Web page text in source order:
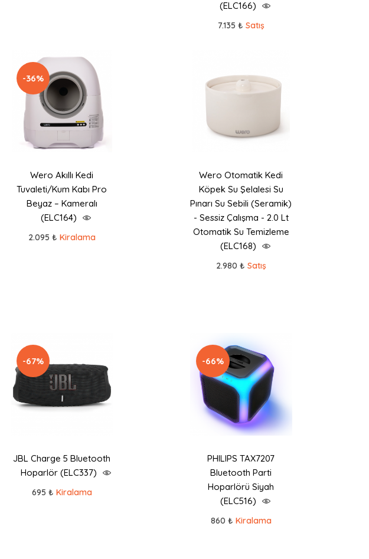
(ELC166)
7.135 ₺ Satış
-36%
Wero Akıllı Kedi
Tuvaleti/Kum Kabı Pro
Beyaz – Kameralı
(ELC164)
2.095 ₺ Kiralama
Wero Otomatik Kedi
Köpek Su Şelalesi Su
Pınarı Su Sebili (Seramik)
- Sessiz Çalışma - 2.0 Lt
Otomatik Su Temizleme
(ELC168)
2.980 ₺ Satış
-67%
JBL Charge 5 Bluetooth
Hoparlör (ELC337)
695 ₺ Kiralama
-66%
PHILIPS TAX7207
Bluetooth Parti
Hoparlörü Siyah
(ELC516)
860 ₺ Kiralama